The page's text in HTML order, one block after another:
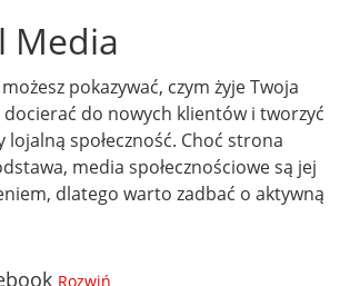
Media
pokazywać, czym żyje Twoja
do nowych klientów i tworzyć
lojalną społeczność. Choć strona
media społecznościowe są jej
dlatego warto zadbać o aktywną